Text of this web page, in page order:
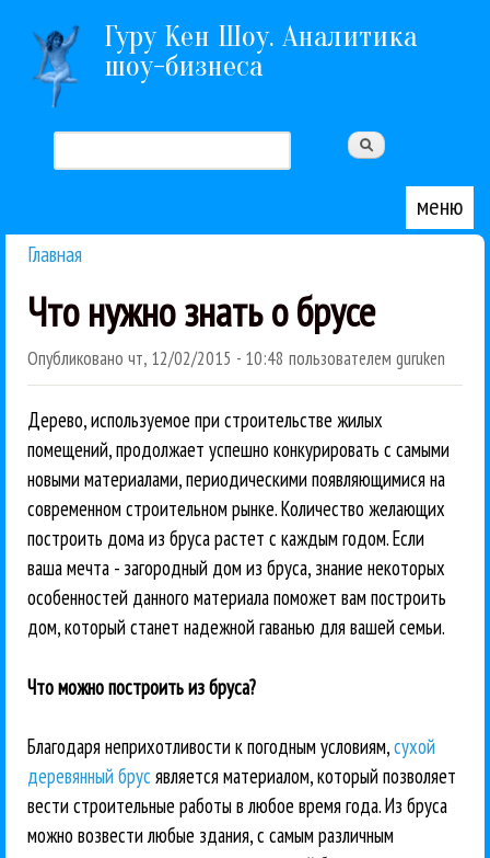
Перейти к основному содержанию
Гуру Кен Шоу. Аналитика
шоу-бизнеса
Форма поиска
меню
Главная
Что нужно знать о брусе
Опубликовано чт, 12/02/2015 - 10:48 пользователем guruken
Дерево, используемое при строительстве жилых
помещений, продолжает успешно конкурировать с самыми
новыми материалами, периодическими появляющимися на
современном строительном рынке. Количество желающих
построить дома из бруса растет с каждым годом. Если
ваша мечта - загородный дом из бруса, знание некоторых
особенностей данного материала поможет вам построить
дом, который станет надежной гаванью для вашей семьи.
Что можно построить из бруса?
Благодаря неприхотливости к погодным условиям,сухой
деревянный брус является материалом, который позволяет
вести строительные работы в любое время года. Из бруса
можно возвести любые здания, с самым различным